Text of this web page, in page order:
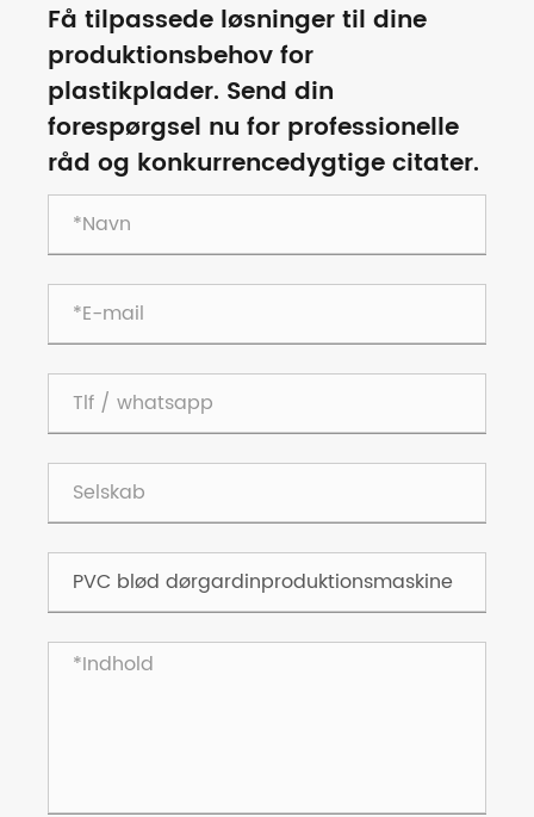
Få tilpassede løsninger til dine
produktionsbehov for
plastikplader. Send din
forespørgsel nu for professionelle
råd og konkurrencedygtige citater.